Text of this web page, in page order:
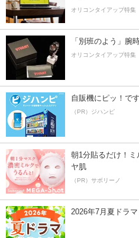
オリコンタイアップ特集
「別班のよう」腕
オリコンタイアップ特集
自販機にピッ！で
（PR）ジハンピ
朝1分貼るだけ！
ヤ肌
（PR）サボリーノ
2026年7月夏ドラ